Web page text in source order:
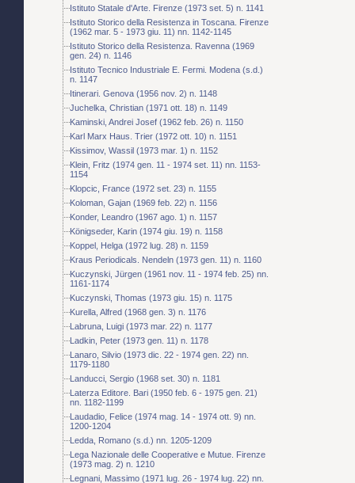
Istituto Statale d'Arte. Firenze (1973 set. 5) n. 1141
Istituto Storico della Resistenza in Toscana. Firenze
(1962 mar. 5 - 1973 giu. 11) nn. 1142-1145
Istituto Storico della Resistenza. Ravenna (1969
gen. 24) n. 1146
Istituto Tecnico Industriale E. Fermi. Modena (s.d.)
n. 1147
Itinerari. Genova (1956 nov. 2) n. 1148
Juchelka, Christian (1971 ott. 18) n. 1149
Kaminski, Andrei Josef (1962 feb. 26) n. 1150
Karl Marx Haus. Trier (1972 ott. 10) n. 1151
Kissimov, Wassil (1973 mar. 1) n. 1152
Klein, Fritz (1974 gen. 11 - 1974 set. 11) nn. 1153-
1154
Klopcic, France (1972 set. 23) n. 1155
Koloman, Gajan (1969 feb. 22) n. 1156
Konder, Leandro (1967 ago. 1) n. 1157
Königseder, Karin (1974 giu. 19) n. 1158
Koppel, Helga (1972 lug. 28) n. 1159
Kraus Periodicals. Nendeln (1973 gen. 11) n. 1160
Kuczynski, Jürgen (1961 nov. 11 - 1974 feb. 25) nn.
1161-1174
Kuczynski, Thomas (1973 giu. 15) n. 1175
Kurella, Alfred (1968 gen. 3) n. 1176
Labruna, Luigi (1973 mar. 22) n. 1177
Ladkin, Peter (1973 gen. 11) n. 1178
Lanaro, Silvio (1973 dic. 22 - 1974 gen. 22) nn.
1179-1180
Landucci, Sergio (1968 set. 30) n. 1181
Laterza Editore. Bari (1950 feb. 6 - 1975 gen. 21)
nn. 1182-1199
Laudadio, Felice (1974 mag. 14 - 1974 ott. 9) nn.
1200-1204
Ledda, Romano (s.d.) nn. 1205-1209
Lega Nazionale delle Cooperative e Mutue. Firenze
(1973 mag. 2) n. 1210
Legnani, Massimo (1971 lug. 26 - 1974 lug. 22) nn.